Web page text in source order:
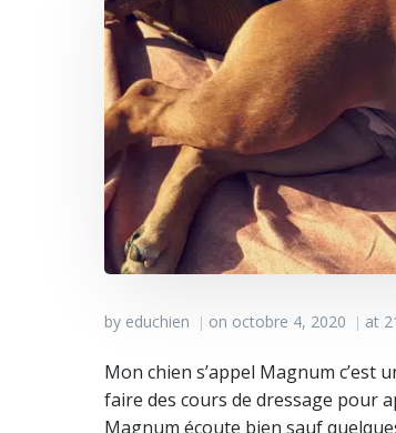
by educhien | on octobre 4, 2020 | at
Mon chien s’appel Magnum c’est
faire des cours de dressage pour
Magnum écoute bien sauf